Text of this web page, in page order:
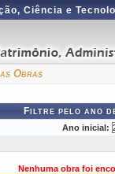
Ciência e
Obras
Filtre pelo ano
Ano inicial:
Nenhuma obra foi